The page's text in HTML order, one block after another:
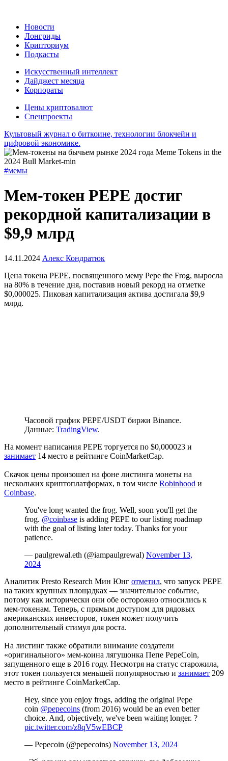
Новости
Лонгриды
Крипториум
Подкасты
Искусственный интеллект
Дайджест месяца
Корпораты
Цены криптовалют
Спецпроекты
Культовый журнал о биткоине, технологии блокчейн и
цифровой экономике.
#мемы
Мем-токен PEPE достиг
рекордной капитализации в
$9,9 млрд
14.11.2024 Алекс Кондратюк
Цена токена PEPE, посвященного мему Pepe the Frog, выросла
на 80% в течение дня, поставив новый рекорд на отметке
$0,000025. Пиковая капитализация актива достигала $9,9
млрд.
Часовой график PEPE/USDT биржи Binance.
Данные: TradingView.
На момент написания PEPE торгуется по $0,000023 и
занимает 14 место в рейтинге CoinMarketCap.
Скачок цены произошел на фоне листинга монеты на
нескольких криптоплатформах, в том числе Robinhood и
Coinbase.
You've long wanted the frog. Well, soon you'll get the
frog. @coinbase is adding PEPE to our listing roadmap
with the goal of listing later today. Thanks for your
patience.
— paulgrewal.eth (@iampaulgrewal) November 13,
2024
Аналитик Presto Research Мин Юнг отметил, что запуск PEPE
на таких крупных площадках — значительное событие,
потому как исторически они обе осторожно относились к
мем-токенам. Теперь, с прямым доступом для рядовых
американских инвесторов, токен может получить
дополнительный стимул для роста.
На листинг также обратили внимание создатели
«оригинального» мем-коина лягушонка Пепе PepeCoin,
запущенного еще в 2016 году. Несмотря на статус старожила,
этот токен пользуется меньшей популярностью и занимает 209
место в рейтинге CoinMarketCap.
Hey, since you enjoy frogs, adding the original Pepe
coin @pepecoins (from 2016) would be an even better
choice. And, objectively, we've been waiting longer. ?
pic.twitter.com/z8qV5wEBCP
— Pepecoin (@pepecoins) November 13, 2024